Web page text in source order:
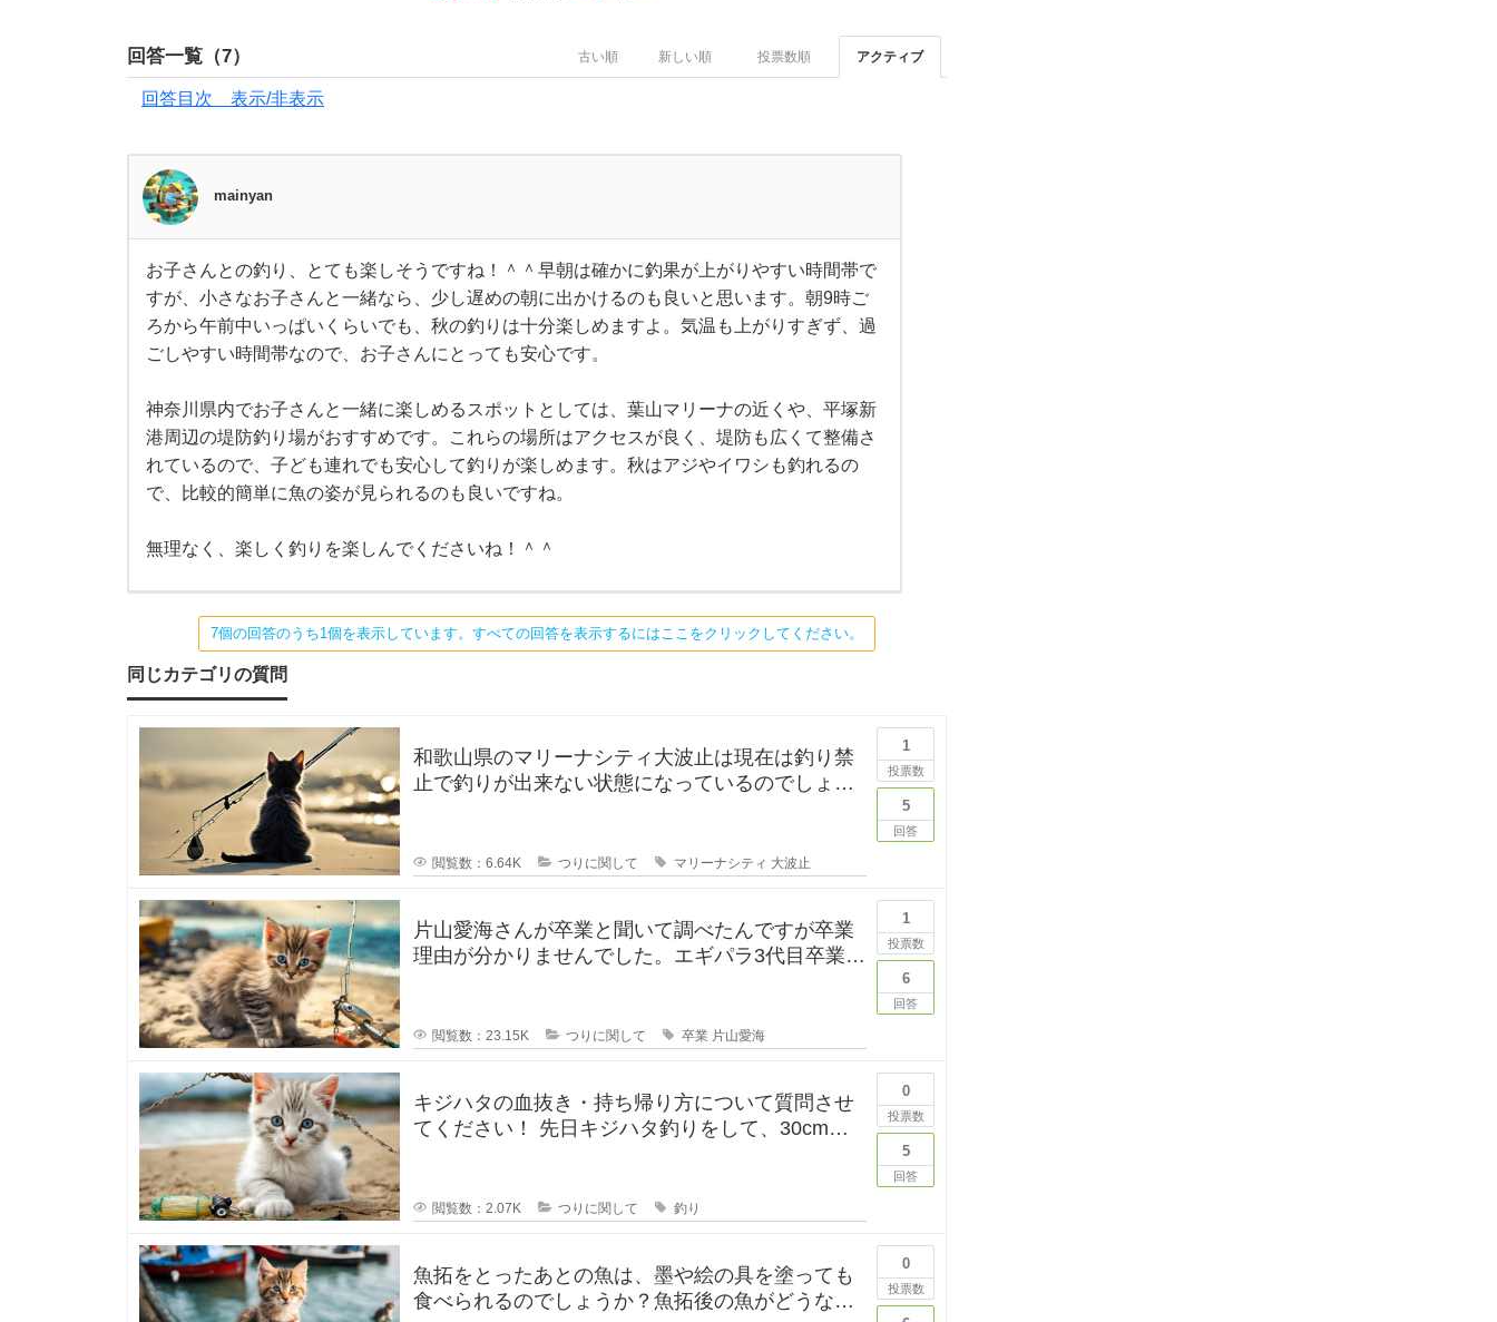
で
し
ょ
う
か
？
子
ど
も
と
一
に
釣
り
を
し
て
み
た
い
と
思
う
回答一覧（7） アクティブ
投票数順
新しい順
古い順
回答目次 表示/非表示
mainyan
お
子
さ
ん
と
り
、
と
て
も
楽
う
す
早
朝
確
に
釣
果
が
り
お子さんとの釣り、とても楽しそうですね！＾＾早朝は確かに釣果が上がりやすい時間帯で
すが、小さなお子さんと一緒なら、少し遅めの朝に出かけるのも良いと思います。朝9時ご
ろから午前中いっぱいくらいでも、秋の釣りは十分楽しめますよ。気温も上がりすぎず、過
ごしやすい時間帯なので、お子さんにとっても安心です。
神奈川県内でお子さんと一緒に楽しめるスポットとしては、葉山マリーナの近くや、平塚新
港周辺の堤防釣り場がおすすめです。これらの場所はアクセスが良く、堤防も広くて整備さ
れているので、子ども連れでも安心して釣りが楽しめます。秋はアジやイワシも釣れるの
で、比較的簡単に魚の姿が見られるのも良いですね。
無理なく、楽しく釣りを楽しんでくださいね！＾＾
7個の回答のうち1個を表示しています。すべての回答を表示するにはここをクリックしてください。
同じカテゴリの質問
和歌山県のマリーナシティ大波止は現在は釣り禁
止で釣りが出来ない状態になっているのでしょう
閲覧数：6.64K つりに関して マリーナシティ 大波止
1
投票数
5
回答
片山愛海さんが卒業と聞いて調べたんですが卒業
理由が分かりませんでした。エギパラ3代目卒業回
閲覧数：23.15K つりに関して 卒業 片山愛海
1
投票数
6
回答
キジハタの血抜き・持ち帰り方について質問させ
てください！ 先日キジハタ釣りをして、30cm台
閲覧数：2.07K つりに関して 釣り
0
投票数
5
回答
魚拓をとったあとの魚は、墨や絵の具を塗っても
食べられるのでしょうか？魚拓後の魚がどうなる
0
投票数